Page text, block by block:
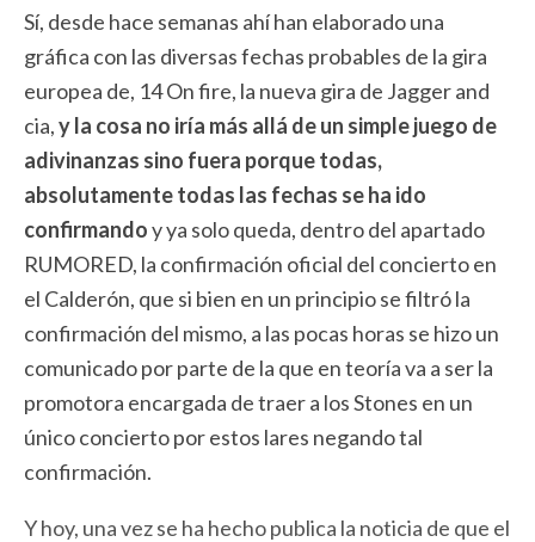
Sí, desde hace semanas ahí han elaborado una
gráfica con las diversas fechas probables de la gira
europea de, 14 On fire, la nueva gira de Jagger and
cia,y la cosa no iría más allá de un simple juego de
adivinanzas sino fuera porque todas,
absolutamente todas las fechas se ha ido
confirmandoy ya solo queda, dentro del apartado
RUMORED, la confirmación oficial del concierto en
el Calderón, que si bien en un principio se filtró la
confirmación del mismo, a las pocas horas se hizo un
comunicado por parte de la que en teoría va a ser la
promotora encargada de traer a los Stones en un
único concierto por estos lares negando tal
confirmación.
Y hoy, una vez se ha hecho publica la noticia de que el